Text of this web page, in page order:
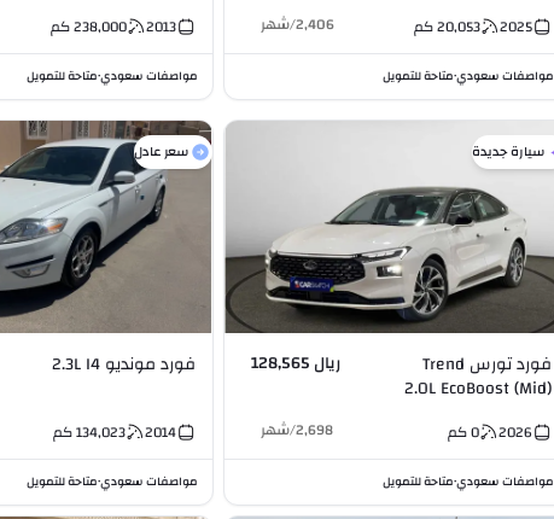
2025
20,053كم 2,406
/شهر
مواصفات سعودي•متاحة للتمويل
2013
238,000كم
مواصفات سعودي•متاحة للتمويل
سيارة جديدة
فورد تورس Trend
2.0L EcoBoost (Mid)
ريال 128,565
2026
0كم 2,698
/شهر
مواصفات سعودي•متاحة للتمويل
سعر عادل
فورد مونديو 2.3L I4
2014
134,023كم
مواصفات سعودي•متاحة للتمويل